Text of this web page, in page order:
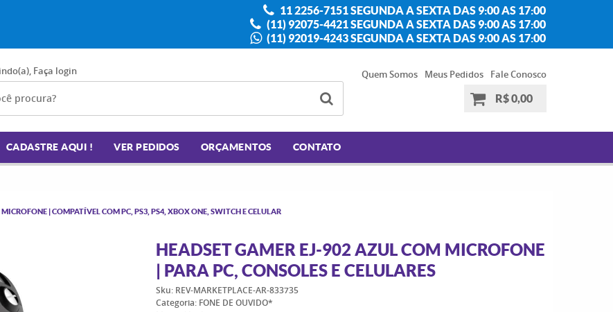
11 2256-7151 SEGUNDA A SEXTA DAS 9:00 AS 17:00
(11) 92075-4421 SEGUNDA A SEXTA DAS 9:00 AS 17:00
(11) 92019-4243 SEGUNDA A SEXTA DAS 9:00 AS 17:00
Faça login Quem Somos Meus Pedidos
Fale Conosco
R$ 0,00
CADASTRE AQUI ! VER PEDIDOS ORÇAMENTOS CONTATO
| COMPATÍVEL COM PC, PS3, PS4, XBOX ONE, SWITCH E CELULAR
HEADSET GAMER EJ-902 AZUL COM MICROFONE
| PARA PC, CONSOLES E CELULARES
Sku: REV-MARKETPLACE-AR-833735
Categoria: FONE DE OUVIDO*